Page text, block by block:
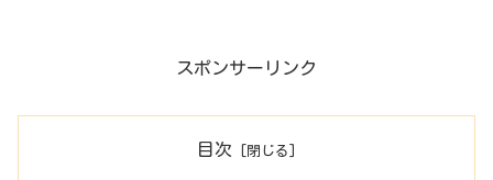
スポンサーリンク
目次